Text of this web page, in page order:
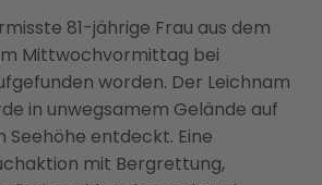
81-jährige Frau aus dem
Mittwochvormittag bei
worden. Der Leichnam
in unwegsamem Gelände auf
Seehöhe entdeckt. Eine
mit Bergrettung,